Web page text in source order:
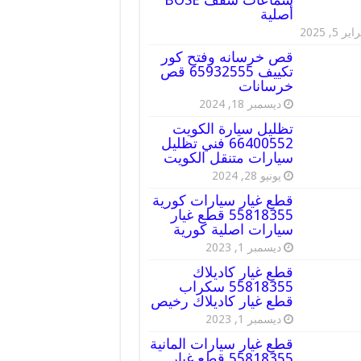
أصلية
5, 2025
قص خرسانه وفتح كور
تكييف 65932555 قص
خرسانات
ديسمبر 18, 2024
تظليل سيارة الكويت
66400552 فني تظليل
سيارات متنقل الكويت
يونيو 28, 2024
قطع غيار سيارات كورية
55818355 قطع غيار
سيارات اصلية كورية
ديسمبر 1, 2023
قطع غيار كاديلاك
55818355 سكراب
قطع غيار كاديلاك رخيص
ديسمبر 1, 2023
قطع غيار سيارات المانية